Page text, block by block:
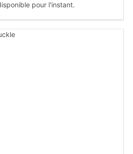
pour l'instant.